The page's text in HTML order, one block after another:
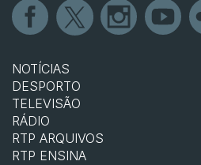
NOTÍCIAS
DESPORTO
TELEVISÃO
RÁDIO
RTP ARQUIVOS
RTP ENSINA